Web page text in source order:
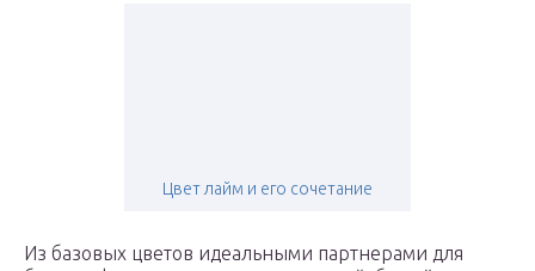
Цвет лайм и его сочетание
Из базовых цветов идеальными партнерами для